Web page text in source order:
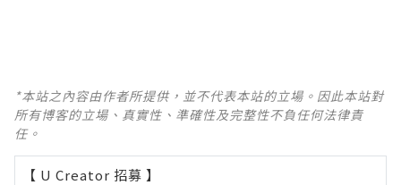
*本站之內容由作者所提供，並不代表本站的立場。因此本站對
所有博客的立場、真實性、準確性及完整性不負任何法律責
任。
【 U Creator 招募 】